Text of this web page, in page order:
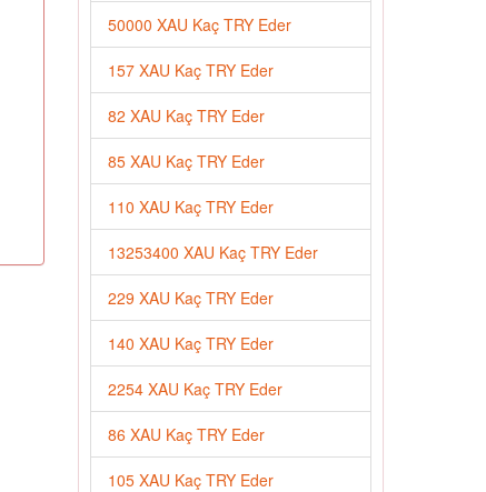
50000 XAU Kaç TRY Eder
157 XAU Kaç TRY Eder
82 XAU Kaç TRY Eder
85 XAU Kaç TRY Eder
110 XAU Kaç TRY Eder
13253400 XAU Kaç TRY Eder
229 XAU Kaç TRY Eder
140 XAU Kaç TRY Eder
2254 XAU Kaç TRY Eder
86 XAU Kaç TRY Eder
105 XAU Kaç TRY Eder